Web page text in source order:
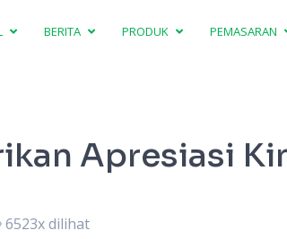
BERITA PRODUK PEMASARAN
Apresiasi
6523x dilihat